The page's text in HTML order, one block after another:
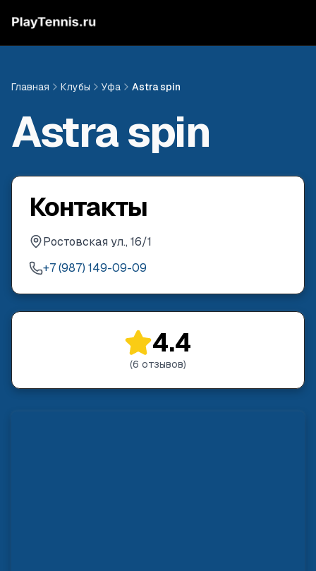
Главная Клубы Уфа Astra spin
Astra spin
Контакты
Ростовская ул., 16/1
+7 (987) 149-09-09
4.4
(6 отзывов)